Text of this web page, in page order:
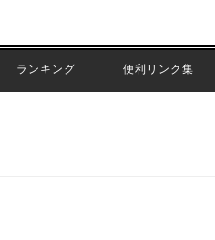
ランキング 便利リンク集